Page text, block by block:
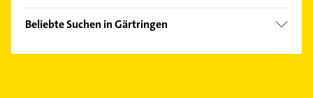
Herrenberg
Böblingen
Beliebte Suchen in Gärtringen